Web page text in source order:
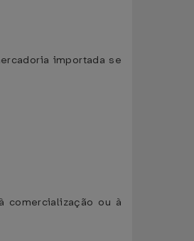
importada se
comercialização ou à